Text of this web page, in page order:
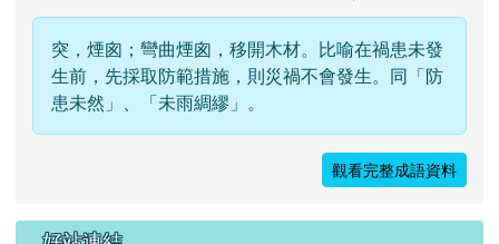
突，煙囪；彎曲煙囪，移開木材。比喻在禍患未發
生前，先採取防範措施，則災禍不會發生。同「防
患未然」、「未雨綢繆」。
觀看完整成語資料